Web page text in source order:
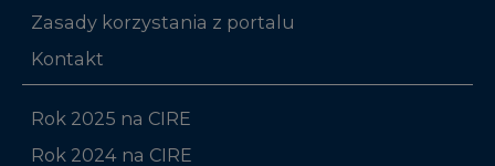
Zasady korzystania z portalu
Kontakt
Rok 2025 na CIRE
Rok 2024 na CIRE